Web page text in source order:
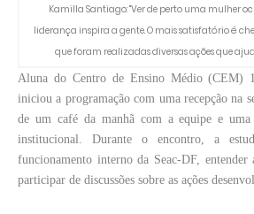
Kamilla Santiago: "Ver de perto uma mulher
liderança inspira a gente. O mais satisfatório é
que foram realizadas diversas ações que
Aluna do Centro de Ensino Médio (CEM)
iniciou a programação com uma recepção na
de um café da manhã com a equipe e uma
institucional. Durante o encontro, a
funcionamento interno da Seac-DF, entender
participar de discussões sobre as ações